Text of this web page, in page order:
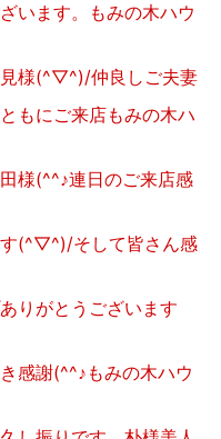
います。もみの木ハウ
様(^▽^)/仲良しご夫妻
もにご来店もみの木ハ
様(^^♪連日のご来店感
(^▽^)/そして皆さん感
りがとうございます
感謝(^^♪もみの木ハウ